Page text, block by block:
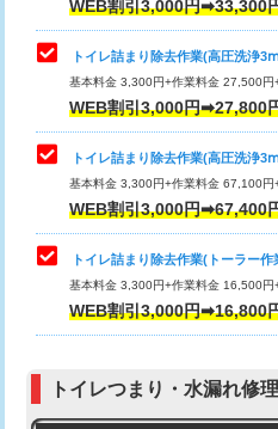
WEB割引3,000円➡33,300
トイレ詰まり除去作業(高圧洗浄
基本料金 3,300円+作業料金 27,500
WEB割引3,000円➡27,800
トイレ詰まり除去作業(高圧洗浄
基本料金 3,300円+作業料金 67,100
WEB割引3,000円➡67,400
トイレ詰まり除去作業(トーラー作
基本料金 3,300円+作業料金 16,500
WEB割引3,000円➡16,800
トイレつまり・水漏れ修